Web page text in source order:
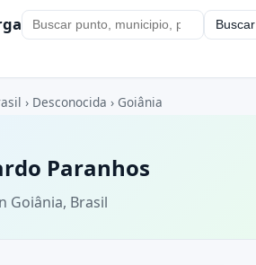
Buscar
› Desconocida › Goiânia
Paranhos
Goiânia, Brasil